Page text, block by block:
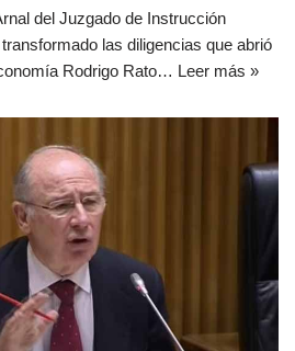
del Juzgado de Instrucción
las diligencias que abrió
Rodrigo Rato… Leer más »